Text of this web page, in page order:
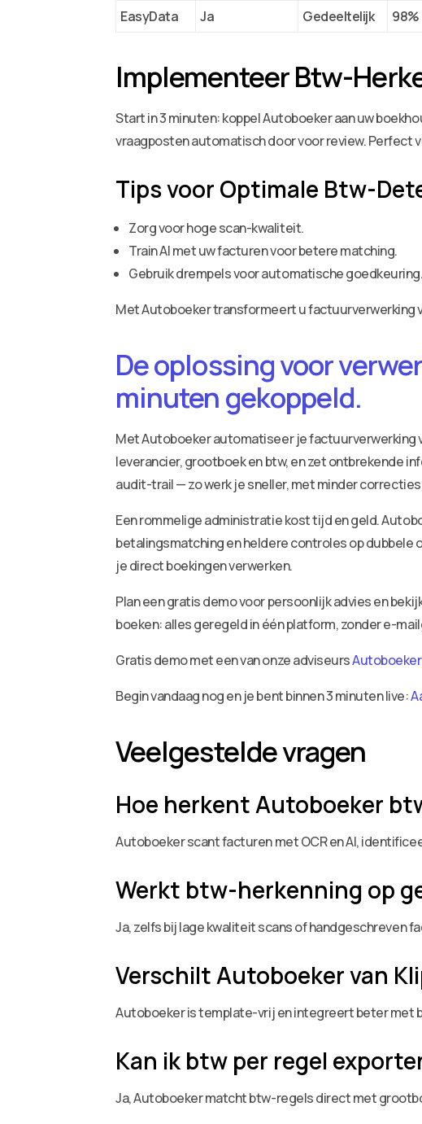
EasyData
Ja Gedeeltelijk 98%
Implementeer Btw-
Start in 3 minuten: koppel Autoboeker aan uw
vraagposten automatisch door voor review. Perfect
Tips voor Optimale Btw-
Zorg voor hoge scan-kwaliteit.
Train AI met uw facturen voor betere matching.
Gebruik drempels voor automatische goedkeuring.
Met Autoboeker transformeert u factuurverwerking
De oplossing voor
minuten gekoppeld.
Met Autoboeker automatiseer je factuurverwerking
leverancier, grootboek en btw, en zet ontbrekende
audit-trail — zo werk je sneller, met minder
Een rommelige administratie kost tijd en geld.
betalingsmatching en heldere controles op dubbele
je direct boekingen verwerken.
Plan een gratis demo voor persoonlijk advies en
boeken: alles geregeld in één platform, zonder e-
Gratis demo met een van onze adviseurs
Begin vandaag nog en je bent binnen 3 minuten live:
Veelgestelde vragen
Hoe herkent Autoboeker
Autoboeker scant facturen met OCR en AI,
Werkt btw-herkenning op
Ja, zelfs bij lage kwaliteit scans of handgeschreven
Verschilt Autoboeker van
Autoboeker is template-vrij en integreert beter
Kan ik btw per regel
Ja, Autoboeker matcht btw-regels direct met